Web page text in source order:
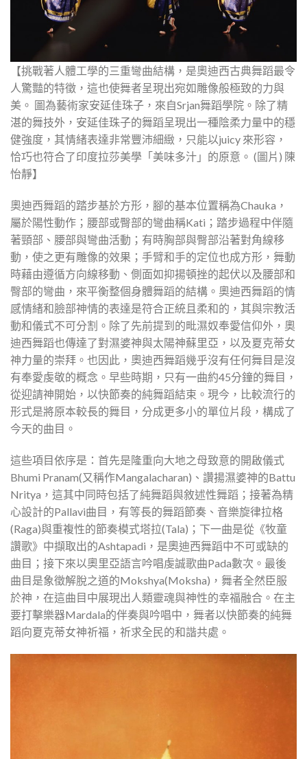
【挑戰著人體工學的三重彎曲結構，是奧迪西古典舞蹈最令
人驚豔的特徵，這也使舞者呈現出宛如雕像般極致的力與
美。 圖為藝術家安延佳珠子，來自Srjan舞蹈學院。除了精
湛的舞技外，安延佳珠子的舞蹈呈現出一種陰柔力量中的穩
健強度，其情緒表達非常豐沛細緻，只能以juicy 來形容，
恰巧也符合了印度拉莎美學「美味多汁」的原意。 (圖片) 陳
怡靜】
奧迪西舞蹈的踏步基於方形，腳的基本位置稱為Chauka，
屬於陽性動作；腰部或臀部的彎曲稱Kati；踏步過程中伴隨
著頸部、腰部與彎曲活動；有時胸部與臀部沿著對角線移
動，使之更有雕像的效果；手臂和手的定位也成方形，舞動
時藉由遵循方向線移動、側面如抑揚頓挫的起伏以及腰部和
臀部的彎曲，來平衡整個身體舞蹈的結構。奧迪西舞蹈的情
感情緒和臉部神情的表達是符合正統且柔和的，其與宗教活
動和儀式不可分割。除了先前提到的毗濕奴奉愛信仰外，奧
迪西舞蹈也傳達了對濕婆神與太陽神蘇里亞，以及夏克蒂女
神力量的崇拜。也因此，奧迪西舞蹈幾乎沒有任何舞目是沒
有奉愛虔敬的概念。早些時期，只有一曲約45分鐘的舞目，
從迎請神開始，以快節奏的純舞蹈結束。現今，比較流行的
形式是將原本較長的舞目，分成更多小的單位片段，構成了
今天的曲目。
這些項目依序是：首先是隆重向大地之母致意的開啟儀式
Bhumi Pranam(又稱作Mangalacharan)、讚揚濕婆神的Battu
Nritya，這其中同時包括了純舞蹈與敘述性舞蹈；接著為精
心設計的Pallavi曲目，有等長的舞蹈節奏、音樂旋律拉格
(Raga)與重複性的節奏模式塔拉(Tala)；下一曲是從《牧童
讚歌》中擷取出的Ashtapadi，是奧迪西舞蹈中不可或缺的
曲目；接下來以奧里亞語言吟唱虔誠歌曲Pada數次。最後
曲目是象徵解脫之道的Mokshya(Moksha)，舞者全然臣服
於神，在這曲目中展現出人類靈魂與神性的幸福融合。在主
要打擊樂器Mardala的伴奏與吟唱中，舞者以快節奏的純舞
蹈向夏克蒂女神祈福，祈求全民的和諧共處。